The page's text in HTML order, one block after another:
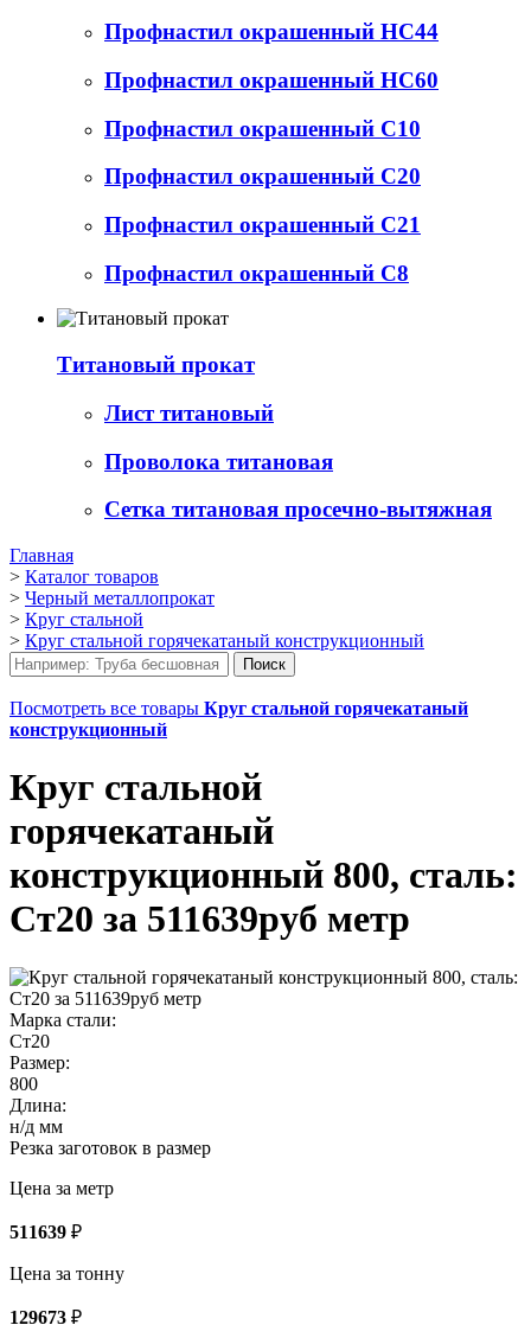
Профнастил окрашенный НС44
Профнастил окрашенный НС60
Профнастил окрашенный С10
Профнастил окрашенный С20
Профнастил окрашенный С21
Профнастил окрашенный С8
Титановый прокат
Лист титановый
Проволока титановая
Сетка титановая просечно-вытяжная
Главная
> Каталог товаров
> Черный металлопрокат
> Круг стальной
> Круг стальной горячекатаный конструкционный
Посмотреть все товары Круг стальной горячекатаный
конструкционный
Круг стальной
горячекатаный
конструкционный 800, сталь:
Ст20 за 511639руб метр
Марка стали:
Ст20
Размер:
800
Длина:
н/д мм
Резка заготовок в размер
Цена за метр
511639 ₽
Цена за тонну
129673 ₽